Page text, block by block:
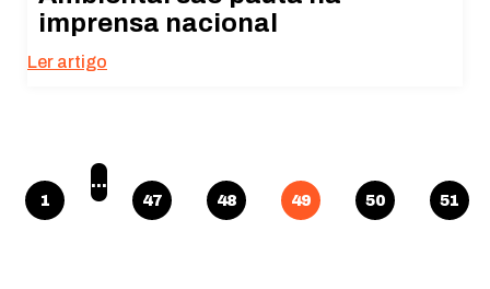
imprensa nacional
Ler artigo
1
…
47
48 49 50 51